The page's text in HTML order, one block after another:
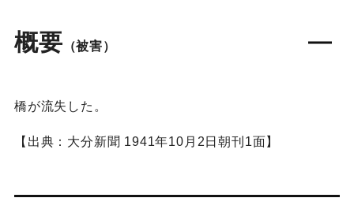
概要 （被害）
橋が流失した。
【出典：大分新聞 1941年10月2日朝刊1面】